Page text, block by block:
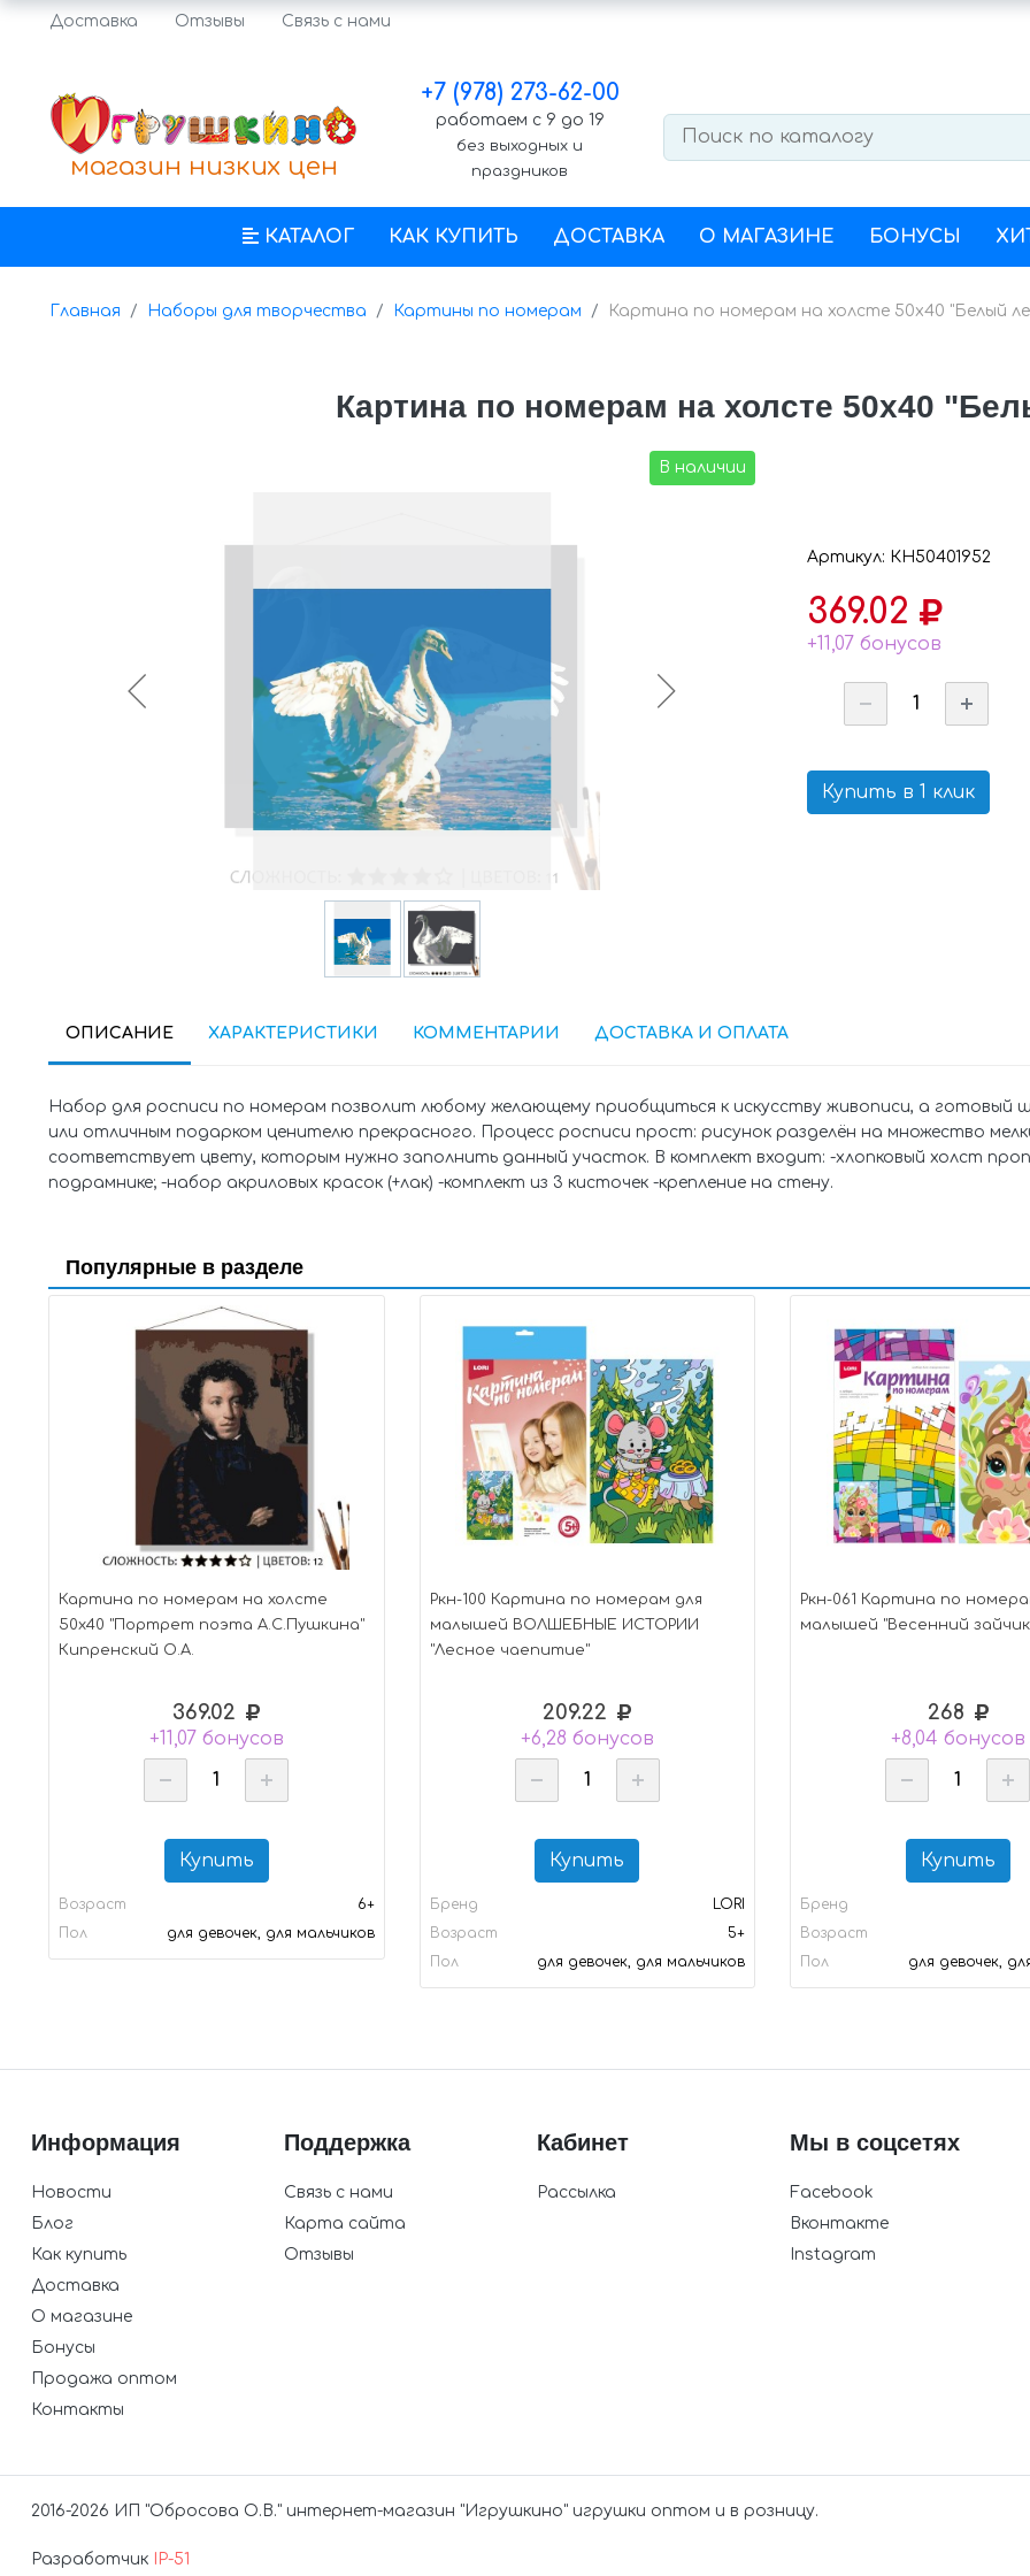
Доставка Отзывы Связь с нами
магазин низких цен
+7 (978) 273-62-00
работаем с 9 до 19
без выходных и
праздников
КАТАЛОГ КАК КУПИТЬ ДОСТАВКА О МАГАЗИНЕ БОНУСЫ
Главная Наборы для творчества Картины по номерам Картина по номерам на холсте 50х40 "Белый
Картина по номерам на холсте 50х40
В наличии
Артикул: КН50401952
369.02
+11,07 бонусов
Купить в 1 клик
ОПИСАНИЕ ХАРАКТЕРИСТИКИ КОММЕНТАРИИ ДОСТАВКА И ОПЛАТА
Набор для росписи по номерам позволит любому желающему приобщиться к искусству живописи, а
или отличным подарком ценителю прекрасного. Процесс росписи прост: рисунок разделён на множество
соответствует цвету, которым нужно заполнить данный участок. В комплект входит: -хлопковый холст
подрамнике; -набор акриловых красок (+лак) -комплект из 3 кисточек -крепление на стену.
Популярные в разделе
Картина по номерам на холсте
50x40 "Портрет поэта А.С.Пушкина"
Кипренский О.А.
369.02
+11,07 бонусов
Купить
Возраст
6+
Пол
для девочек, для мальчиков
Ркн-100 Картина по номерам для
малышей ВОЛШЕБНЫЕ ИСТОРИИ
"Лесное чаепитие"
209.22
+6,28 бонусов
Купить
Бренд
LORI
Возраст
5+
Пол
для девочек, для мальчиков
Ркн-061 Картина по
малышей "Весенний
268
+8,04 бонусов
Купить
Бренд
Возраст
Пол
для девочек,
Информация
Новости
Блог
Как купить
Доставка
О магазине
Бонусы
Продажа оптом
Контакты
Поддержка
Связь с нами
Карта сайта
Отзывы
Кабинет
Рассылка
Мы в соцсетях
Facebook
Вконтакте
Instagram
2016-2026 ИП "Обросова О.В." интернет-магазин "Игрушкино" игрушки оптом и в розницу.
Разработчик IP-51